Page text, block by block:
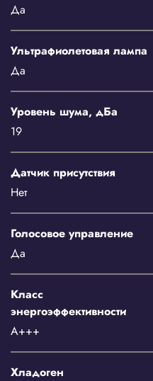
Да
Ультрафиолетовая лампа
Да
Уровень шума, дБа
19
Датчик присутствия
Нет
Голосовое управление
Да
Класс
энергоэффективности
A+++
Хладоген